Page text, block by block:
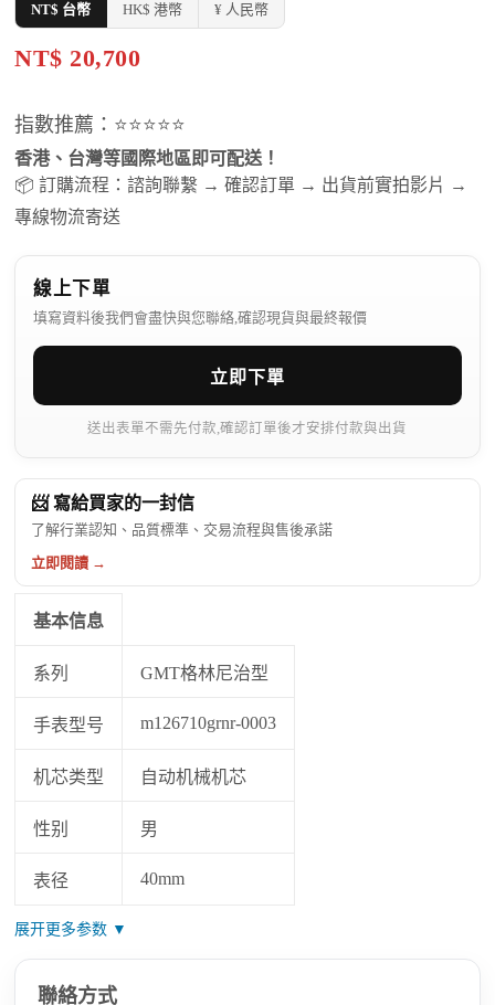
NT$ 台幣 HK$ 港幣 ¥ 人民幣
NT$ 20,700
指數推薦：⭐⭐⭐⭐⭐
香港、台灣等國際地區即可配送！
📦 訂購流程：諮詢聯繫 → 確認訂單 → 出貨前實拍影片 →
專線物流寄送
線上下單
填寫資料後我們會盡快與您聯絡,確認現貨與最終報價
立即下單
送出表單不需先付款,確認訂單後才安排付款與出貨
📨 寫給買家的一封信
了解行業認知、品質標準、交易流程與售後承諾
立即閱讀 →
基本信息
系列 GMT格林尼治型
手表型号 m126710grnr-0003
机芯类型 自动机械机芯
性别 男
表径 40mm
展开更多参数 ▼
聯絡方式